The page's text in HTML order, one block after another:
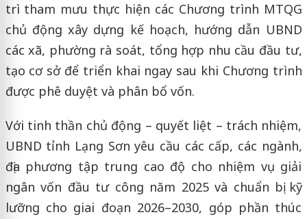
trì tham mưu thực hiện các Chương trình MTQG
chủ động xây dựng kế hoạch, hướng dẫn UBND
các xã, phường rà soát, tổng hợp nhu cầu đầu tư,
tạo cơ sở để triển khai ngay sau khi Chương trình
được phê duyệt và phân bổ vốn.
Với tinh thần chủ động – quyết liệt – trách nhiệm,
UBND tỉnh Lạng Sơn yêu cầu các cấp, các ngành,
địa phương tập trung cao độ cho nhiệm vụ giải
ngân vốn đầu tư công năm 2025 và chuẩn bị kỹ
lưỡng cho giai đoạn 2026–2030, góp phần thúc